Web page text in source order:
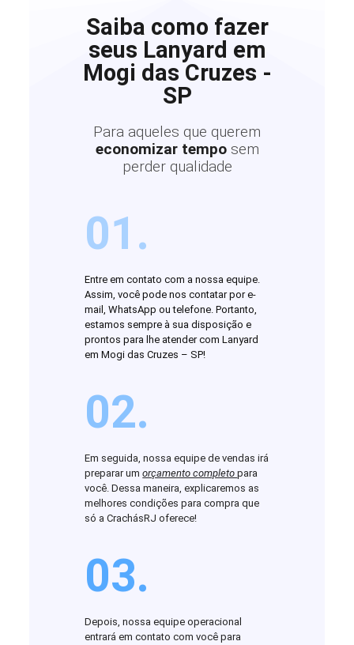
Saiba como fazer
seus Lanyard em
Mogi das Cruzes -
SP
Para aqueles que querem
economizar tempo sem
perder qualidade
01.
Entre em contato com a nossa equipe.
Assim, você pode nos contatar por e-
mail, WhatsApp ou telefone. Portanto,
estamos sempre à sua disposição e
prontos para lhe atender com Lanyard
em Mogi das Cruzes – SP!
02.
Em seguida, nossa equipe de vendas irá
preparar umorçamento completopara
você. Dessa maneira, explicaremos as
melhores condições para compra que
só a CrachásRJ oferece!
03.
Depois, nossa equipe operacional
entrará em contato com você para